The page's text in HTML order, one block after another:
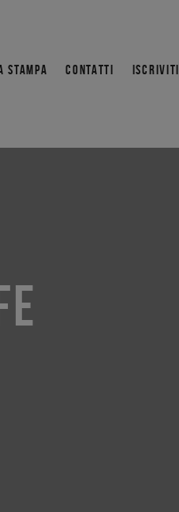
STAMPA CONTATTI ISCRIVITI